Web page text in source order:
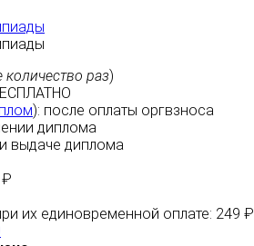
количество раз)
): после оплаты оргвзноса
диплома
выдаче диплома
₽
их единовременной оплате: 249 ₽